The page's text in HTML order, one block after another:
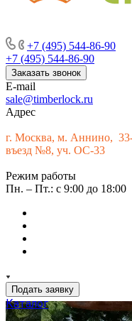
+7 (495) 544-86-90
+7 (495) 544-86-90
Заказать звонок
E-mail
sale@timberlock.ru
Адрес
г. Москва, м. Аннино,
въезд №8, уч. ОС-33
Режим работы
Пн. – Пт.: с 9:00 до 18:00
Подать заявку
Каталог